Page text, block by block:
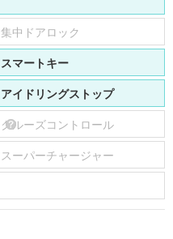
集中ドアロック
スマートキー
アイドリングストップ
クルーズコントロール
スーパーチャージャー